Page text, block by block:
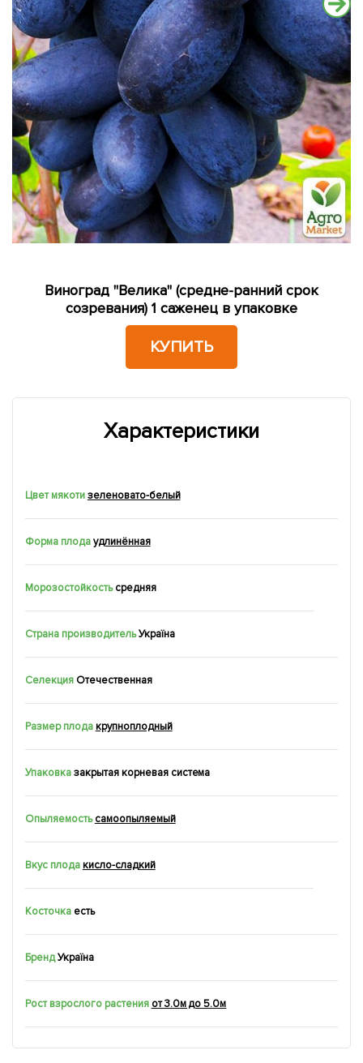
Виноград "Велика" (средне-ранний срок
созревания) 1 саженец в упаковке
КУПИТЬ
Характеристики
Цвет мякотизеленовато-белый
Форма плодаудлинённая
Морозостойкость средняя
Страна производитель Україна
Селекция Отечественная
Размер плодакрупноплодный
Упаковказакрытая корневая система
Опыляемость самоопыляемый
Вкус плодакисло-сладкий
Косточка есть
БрендУкраїна
Рост взрослого растения от 3.0м до 5.0м